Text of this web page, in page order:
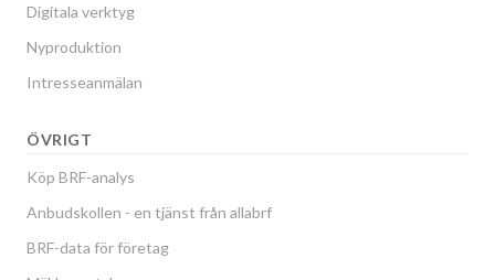
Digitala verktyg
Nyproduktion
Intresseanmälan
ÖVRIGT
Köp BRF-analys
Anbudskollen - en tjänst från allabrf
BRF-data för företag